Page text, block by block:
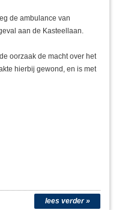
de ambulance van
aan de Kasteellaan.
oorzaak de macht over het
hierbij gewond, en is met
lees verder »